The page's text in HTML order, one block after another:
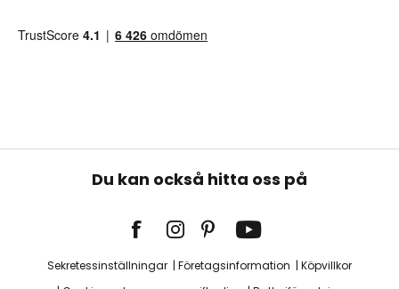
Du kan också hitta oss på
Sekretessinställningar Företagsinformation
Köpvillkor